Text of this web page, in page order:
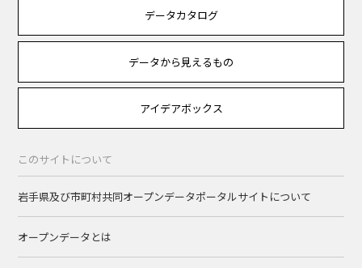
データカタログ
データから見えるもの
アイデアボックス
このサイトについて
岩手県及び市町村共同オープンデータポータルサイトについて
オープンデータとは